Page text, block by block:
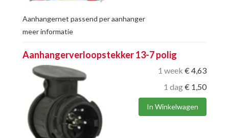
Aanhangernet passend per aanhanger
meer informatie
Aanhangerverloopstekker 13-7 polig
1 week €4,63
1 dag€ 1,50
In Winkelwagen